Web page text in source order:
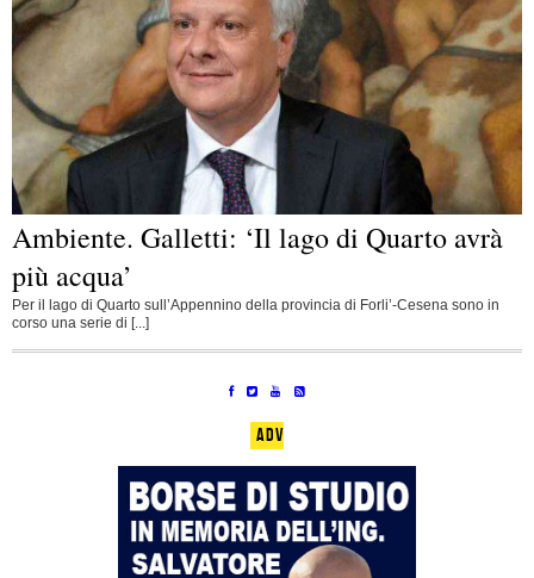
Ambiente. Galletti: ‘Il lago di Quarto avrà
più acqua’
Per il lago di Quarto sull’Appennino della provincia di Forli’-Cesena sono in
corso una serie di [...]
ADV